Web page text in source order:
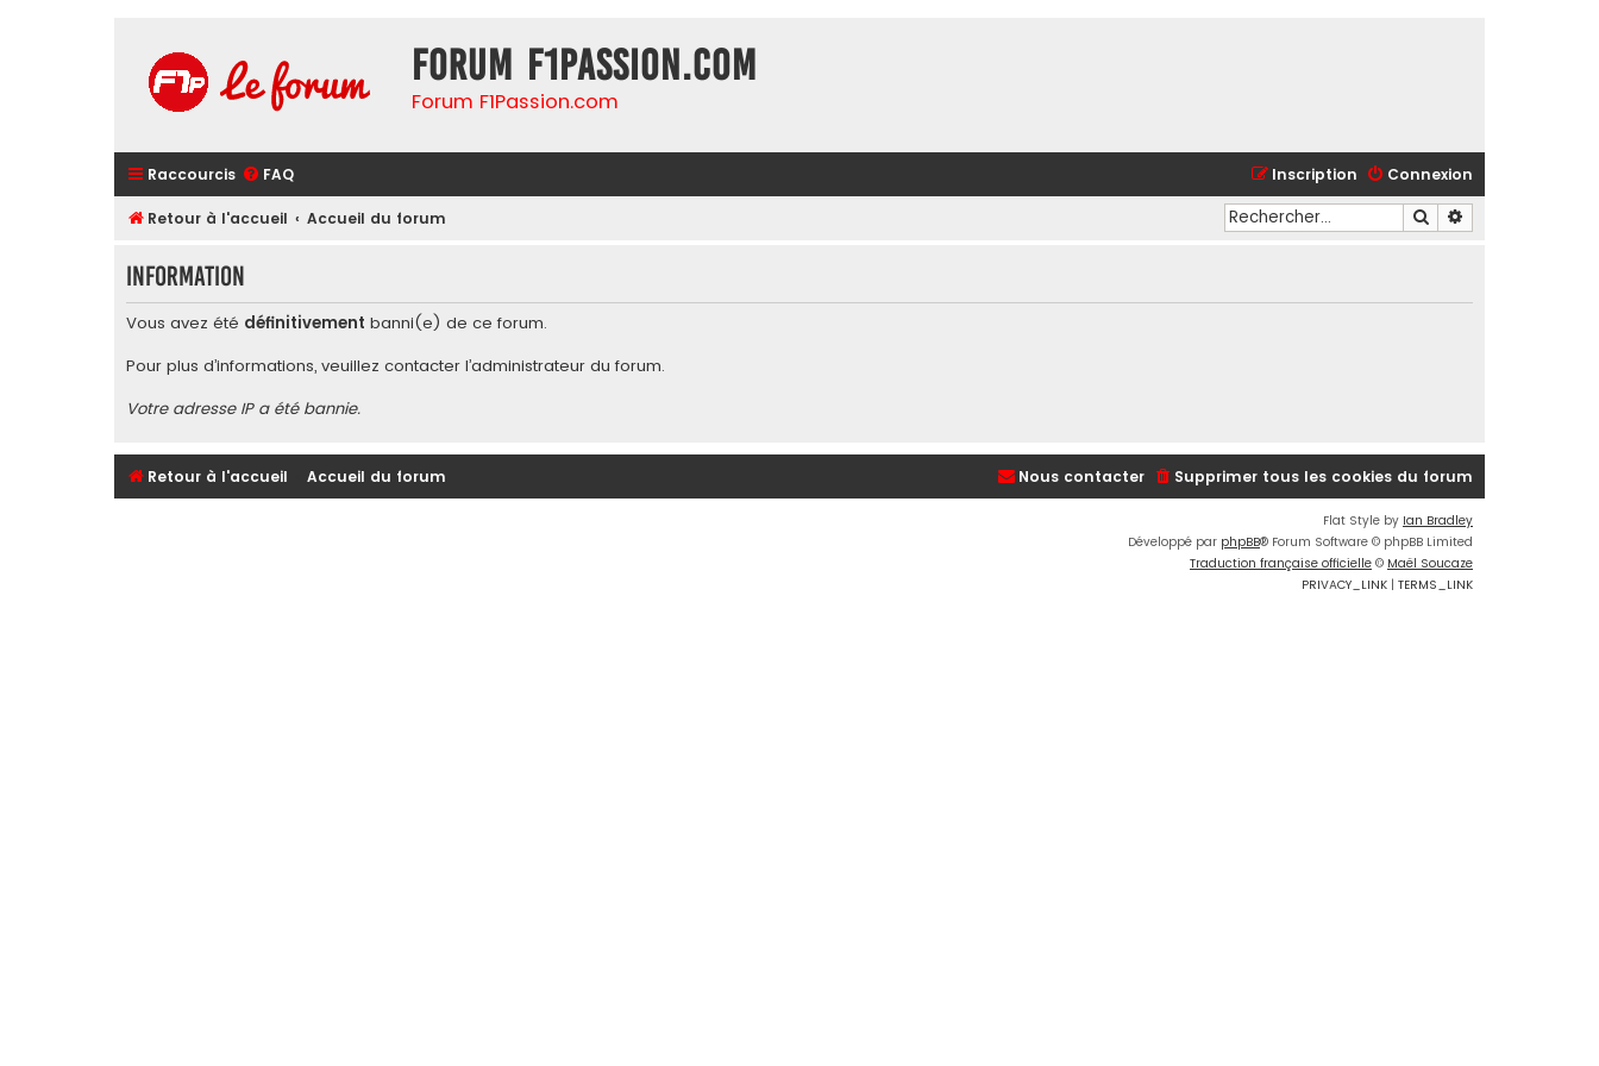
Forum F1Passion.com
Forum F1Passion.com
Raccourcis FAQ Connexion
Inscription
Retour à l'accueil Accueil du forum Rechercher
Information
Vous avez été définitivement banni(e) de ce forum.
Pour plus d’informations, veuillez contacter l’administrateur du forum.
Votre adresse IP a été bannie.
Retour à l'accueil Accueil du forum Supprimer tous les cookies du forum
Nous contacter
Flat Style by Ian Bradley
Développé par phpBB® Forum Software © phpBB Limited
Traduction française officielle © Maël Soucaze
PRIVACY_LINK | TERMS_LINK